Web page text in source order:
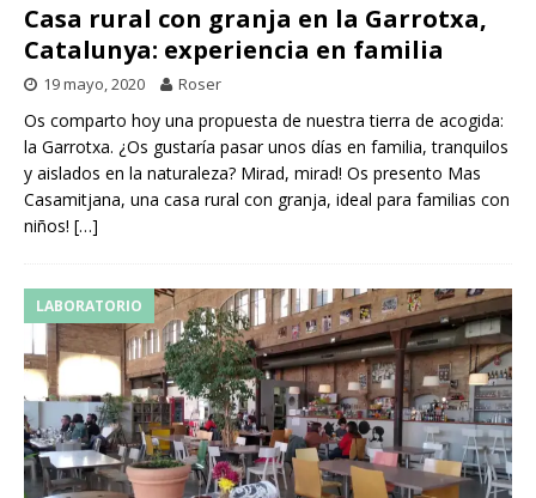
Casa rural con granja en la Garrotxa,
Catalunya: experiencia en familia
19 mayo, 2020 Roser
Os comparto hoy una propuesta de nuestra tierra de acogida:
la Garrotxa. ¿Os gustaría pasar unos días en familia, tranquilos
y aislados en la naturaleza? Mirad, mirad! Os presento Mas
Casamitjana, una casa rural con granja, ideal para familias con
niños! […]
LABORATORIO